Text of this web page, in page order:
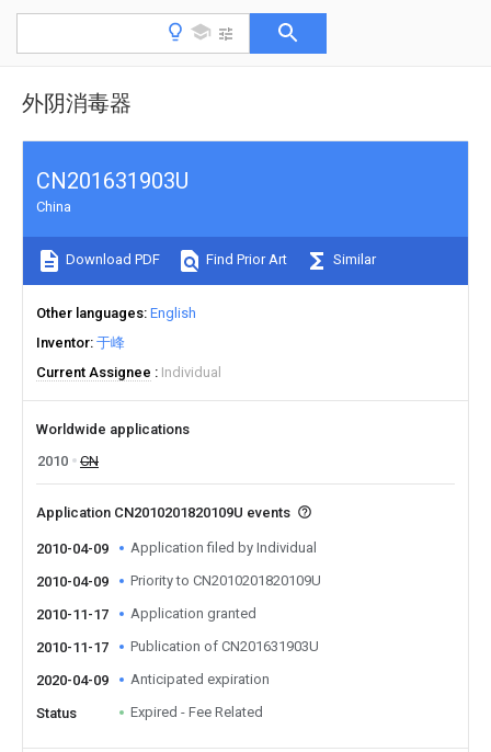
外阴消毒器
CN201631903U
China
Download PDF Find Prior Art Similar
Other languages English
Inventor 于峰
Current Assignee
Individual
Worldwide applications
2010
CN
Application CN2010201820109U events
2010-04-09 Application filed by Individual
2010-04-09 Priority to CN2010201820109U
2010-11-17 Application granted
2010-11-17 Publication of CN201631903U
2020-04-09 Anticipated expiration
Status Expired - Fee Related